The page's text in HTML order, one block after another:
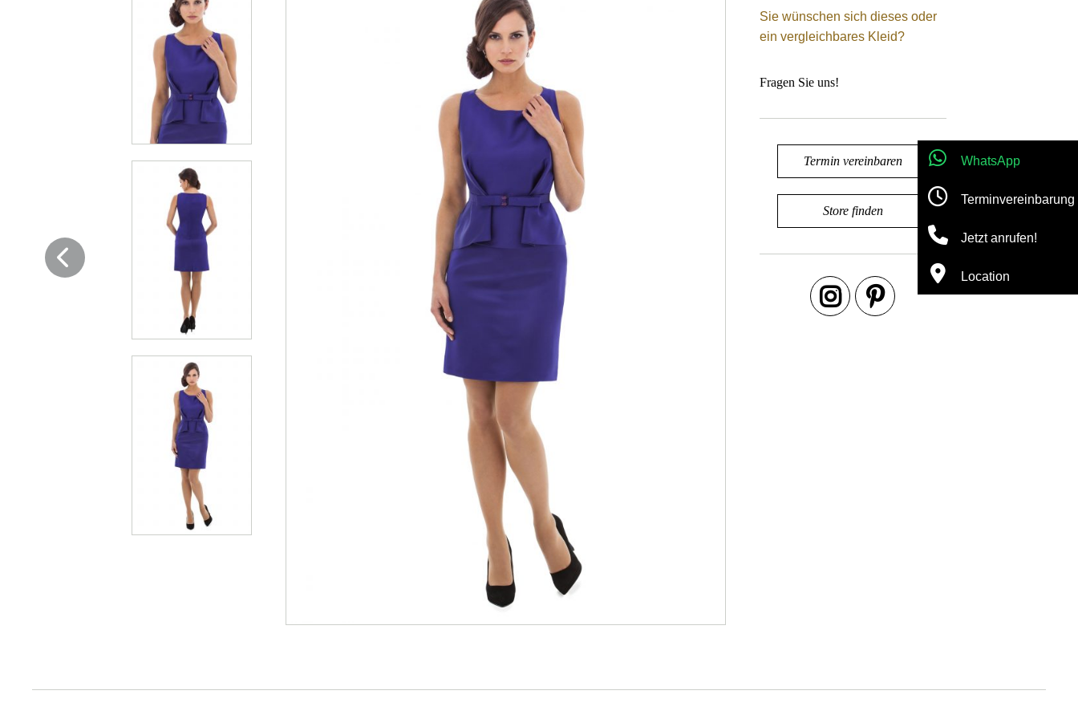
Sie wünschen sich dieses oder
ein vergleichbares Kleid?
Fragen Sie uns!
Termin vereinbaren
Store finden
WhatsApp
Terminvereinbarung
Jetzt anrufen!
Location